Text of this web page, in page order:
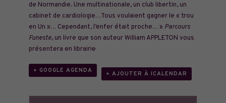
de Normandie. Une multinationale, un club libertin, un
cabinet de cardiologie…Tous voulaient gagner le « trou
en Un »… Cependant, l’enfer était proche… » Parcours
Funeste, un livre que son auteur William APPLETON vous
présentera en librairie
+ GOOGLE AGENDA
+ AJOUTER À ICALENDAR